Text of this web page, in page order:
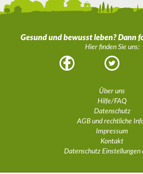
Gesund und bewusst leben? Dann
Hier finden Sie uns:
Facebook Twitter
Über uns
Hilfe/FAQ
Datenschutz
AGB und rechtliche
Impressum
Kontakt
Datenschutz Einstellungen